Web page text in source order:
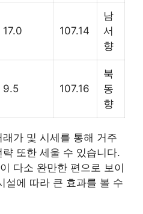
17.0 107.14
남
서
향
9.5 107.16
북
동
향
가 및 시세를 통해 거주
또한 세울 수 있습니다.
다소 완만한 편으로 보이
설에 따라 큰 효과를 볼 수